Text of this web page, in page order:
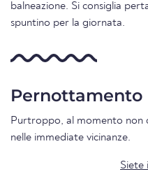
balneazione. Si consiglia
spuntino per la giornata.
Pernottamento
Purtroppo, al momento non
nelle immediate vicinanze.
Siete